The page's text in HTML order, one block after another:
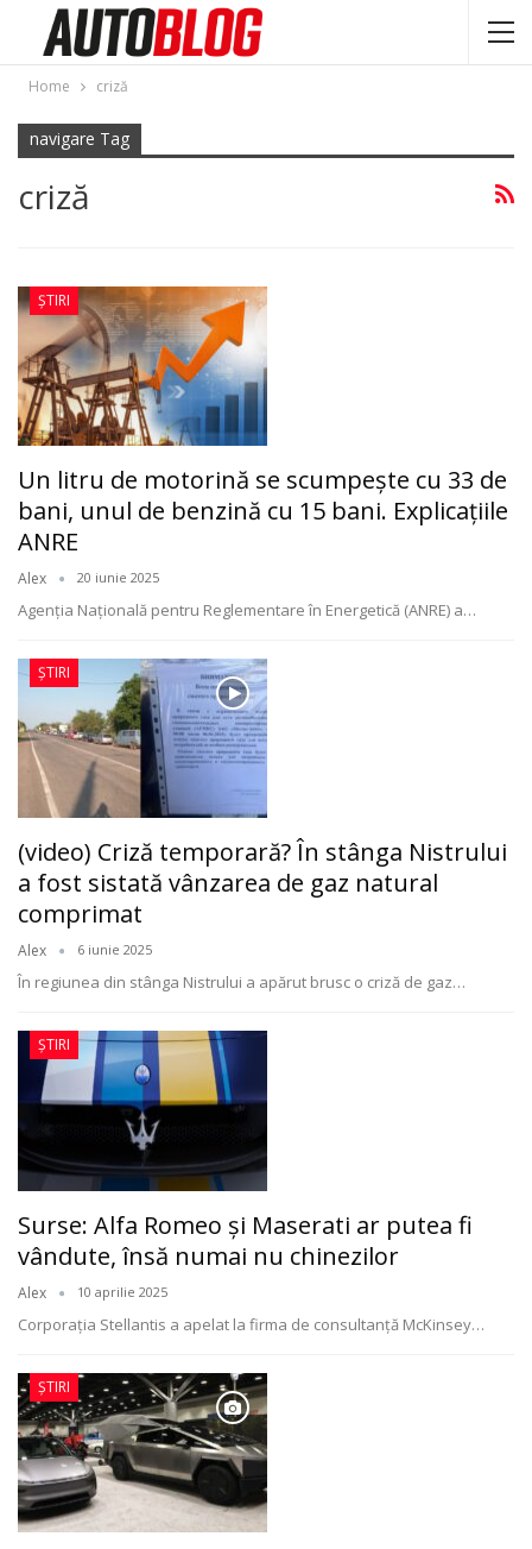
Home criză
navigare Tag
criză
ȘTIRI
Un litru de motorină se scumpește cu 33 de
bani, unul de benzină cu 15 bani. Explicațiile
ANRE
Alex 20 iunie 2025
Agenția Națională pentru Reglementare în Energetică (ANRE) a…
ȘTIRI
(video) Criză temporară? În stânga Nistrului
a fost sistată vânzarea de gaz natural
comprimat
Alex 6 iunie 2025
În regiunea din stânga Nistrului a apărut brusc o criză de gaz…
ȘTIRI
Surse: Alfa Romeo și Maserati ar putea fi
vândute, însă numai nu chinezilor
Alex 10 aprilie 2025
Corporația Stellantis a apelat la firma de consultanță McKinsey…
ȘTIRI